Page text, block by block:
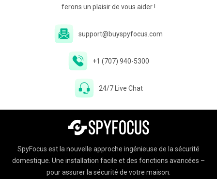
ferons un plaisir de vous aider !
support@buyspyfocus.com
+1 (707) 940-5300
24/7 Live Chat
SpyFocus est la nouvelle approche ingénieuse de la sécurité
domestique. Une installation facile et des fonctions avancées –
pour assurer la sécurité de votre maison.